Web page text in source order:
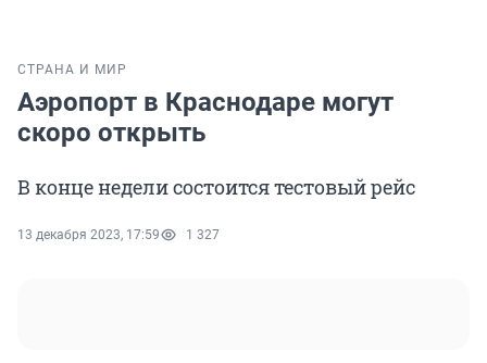
СТРАНА И МИР
Аэропорт в Краснодаре могут
скоро открыть
В конце недели состоится тестовый рейс
13 декабря 2023, 17:59 1 327